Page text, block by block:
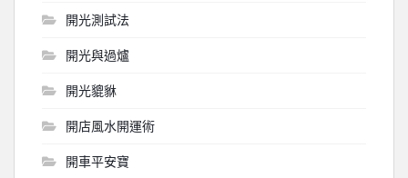
開光測試法
開光與過爐
開光貔貅
開店風水開運術
開車平安寶